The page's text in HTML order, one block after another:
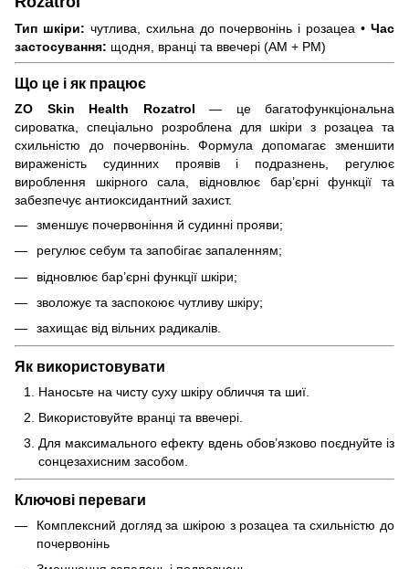
Тип шкіри: чутлива, схильна до почервонінь і розацеа •Час
застосування: щодня, вранці та ввечері (AM + PM)
Що це і як працює
ZO Skin Health Rozatrol — це багатофункціональна
сироватка, спеціально розроблена для шкіри з розацеа та
схильністю до почервонінь. Формула допомагає зменшити
вираженість судинних проявів і подразнень, регулює
вироблення шкірного сала, відновлює бар’єрні функції та
забезпечує антиоксидантний захист.
зменшує почервоніння й судинні прояви;
регулює себум та запобігає запаленням;
відновлює бар’єрні функції шкіри;
зволожує та заспокоює чутливу шкіру;
захищає від вільних радикалів.
Як використовувати
Наносьте на чисту суху шкіру обличчя та шиї.
Використовуйте вранці та ввечері.
Для максимального ефекту вдень обов’язково поєднуйте із
сонцезахисним засобом.
Ключові переваги
Комплексний догляд за шкірою з розацеа та схильністю до
почервонінь